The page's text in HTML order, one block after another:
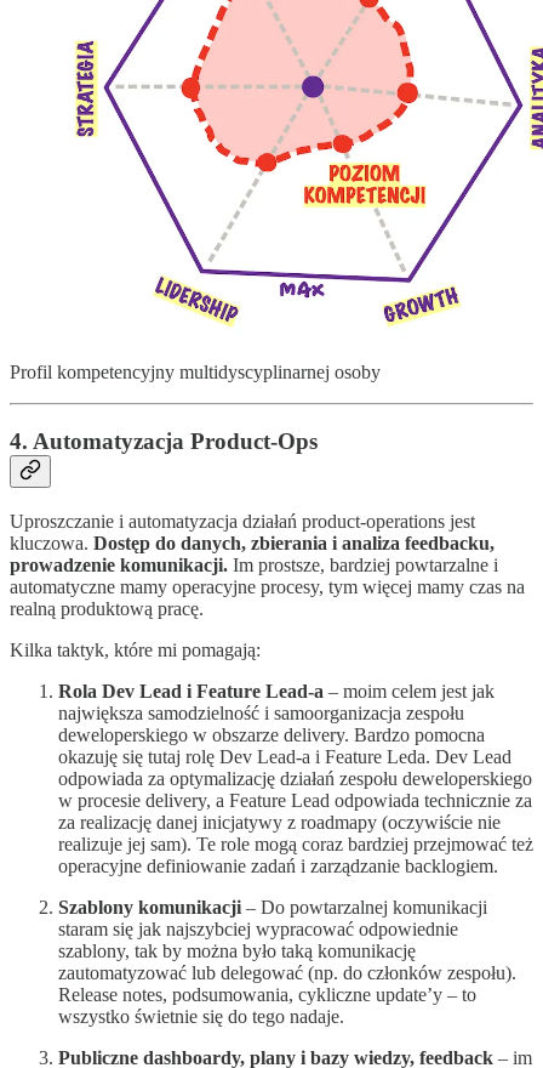
Profil kompetencyjny multidyscyplinarnej osoby
4. Automatyzacja Product-Ops
Uproszczanie i automatyzacja działań product-operations jest
kluczowa. Dostęp do danych, zbierania i analiza feedbacku,
prowadzenie komunikacji. Im prostsze, bardziej powtarzalne i
automatyczne mamy operacyjne procesy, tym więcej mamy czas na
realną produktową pracę.
Kilka taktyk, które mi pomagają:
Rola Dev Lead i Feature Lead-a – moim celem jest jak
największa samodzielność i samoorganizacja zespołu
deweloperskiego w obszarze delivery. Bardzo pomocna
okazuję się tutaj rolę Dev Lead-a i Feature Leda. Dev Lead
odpowiada za optymalizację działań zespołu deweloperskiego
w procesie delivery, a Feature Lead odpowiada technicznie za
za realizację danej inicjatywy z roadmapy (oczywiście nie
realizuje jej sam). Te role mogą coraz bardziej przejmować też
operacyjne definiowanie zadań i zarządzanie backlogiem.
Szablony komunikacji – Do powtarzalnej komunikacji
staram się jak najszybciej wypracować odpowiednie
szablony, tak by można było taką komunikację
zautomatyzować lub delegować (np. do członków zespołu).
Release notes, podsumowania, cykliczne update’y – to
wszystko świetnie się do tego nadaje.
Publiczne dashboardy, plany i bazy wiedzy, feedback – im